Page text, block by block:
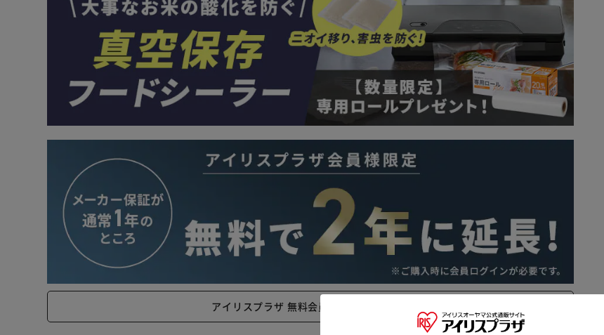
アイリスプラザ 無料会員登録はこちら